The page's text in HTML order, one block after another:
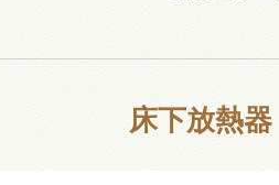
床下放熱